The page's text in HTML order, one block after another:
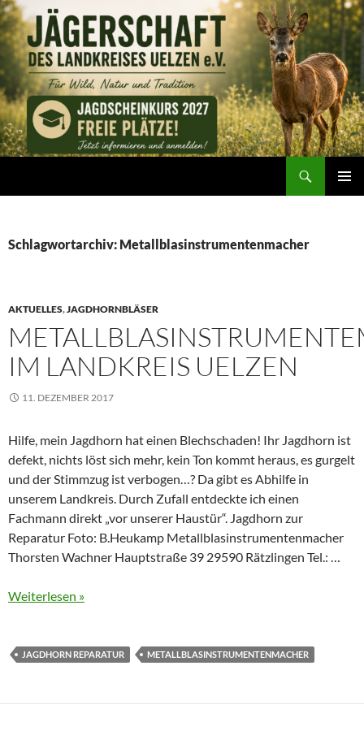
Zum
Inhalt
springen
Schlagwortarchiv: Metallblasinstrumentenmacher
AKTUELLES,JAGDHORNBLÄSER
IM LANDKREIS UELZEN
11. DEZEMBER 2017
Hilfe, mein Jagdhorn hat einen Blechschaden! Ihr Jagdhorn ist
defekt, nichts löst sich mehr, kein Ton kommt heraus, es gurgelt
und der Stimmzug ist verbogen…? Da gibt es Abhilfe in
unserem Landkreis. Durch Zufall entdeckte ich einen
Fachmann direkt „vor unserer Haustür“. Jagdhorn zur
Reparatur Foto: B.Heukamp Metallblasinstrumentenmacher
Thorsten Wachner Hauptstraße 39 29590 Rätzlingen Tel.: …
Weiterlesen »
JAGDHORN REPARATUR METALLBLASINSTRUMENTENMACHER